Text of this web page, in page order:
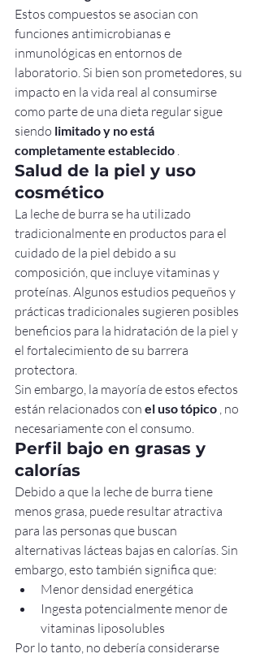
Estos compuestos se asocian con
funciones antimicrobianas e
inmunológicas en entornos de
laboratorio. Si bien son prometedores, su
impacto en la vida real al consumirse
como parte de una dieta regular sigue
siendo limitado y no está
completamente establecido .
Salud de la piel y uso
cosmético
La leche de burra se ha utilizado
tradicionalmente en productos para el
cuidado de la piel debido a su
composición, que incluye vitaminas y
proteínas. Algunos estudios pequeños y
prácticas tradicionales sugieren posibles
beneficios para la hidratación de la piel y
el fortalecimiento de su barrera
protectora.
Sin embargo, la mayoría de estos efectos
están relacionados con el uso tópico , no
necesariamente con el consumo.
Perfil bajo en grasas y
calorías
Debido a que la leche de burra tiene
menos grasa, puede resultar atractiva
para las personas que buscan
alternativas lácteas bajas en calorías. Sin
embargo, esto también significa que:
Menor densidad energética
Ingesta potencialmente menor de
vitaminas liposolubles
Por lo tanto, no debería considerarse